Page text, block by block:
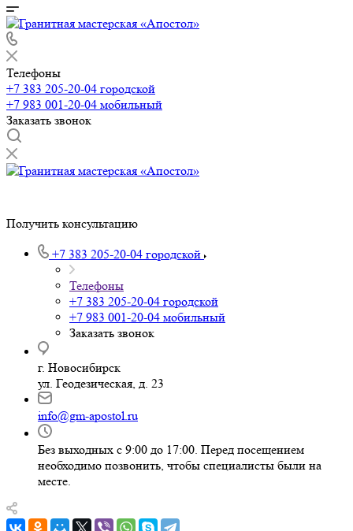
Телефоны
+7 383 205-20-04 городской
+7 983 001-20-04 мобильный
Заказать звонок
Получить консультацию
+7 383 205-20-04 городской
Телефоны
+7 383 205-20-04 городской
+7 983 001-20-04 мобильный
Заказать звонок
г. Новосибирск
ул. Геодезическая, д. 23
info@gm-apostol.ru
Без выходных с 9:00 до 17:00. Перед посещением
необходимо позвонить, чтобы специалисты были на
месте.